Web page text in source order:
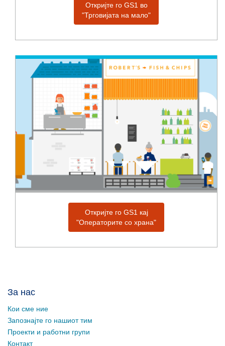
Откријте го GS1 во
"Трговијата на мало"
Откријте го GS1 кај
"Операторите со храна"
За нас
Кои сме ние
Запознајте го нашиот тим
Проекти и работни групи
Контакт